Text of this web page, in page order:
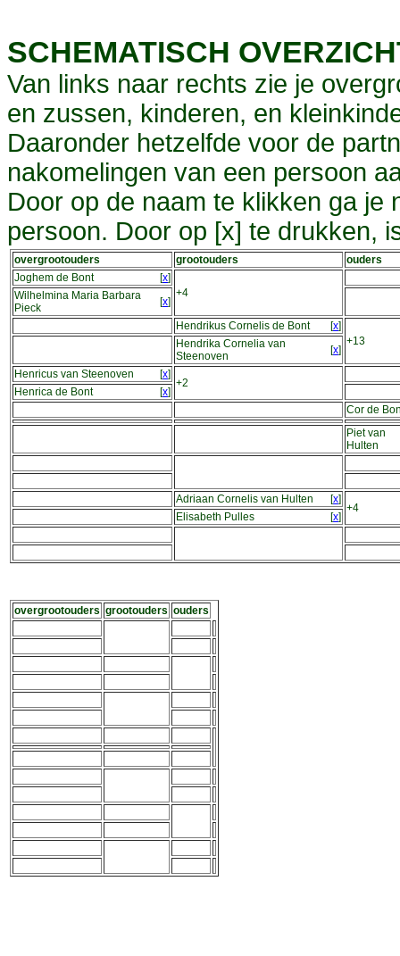
SCHEMATISCH
Van links naar rechts zie je
en zussen, kinderen, en
Daaronder hetzelfde voor de
nakomelingen van een persoon
Door op de naam te klikken ga je
persoon. Door op [x] te drukken,
overgrootouders grootouders
ouders
Joghem de Bont
[x]
+4
Wilhelmina Maria Barbara
Pieck
[x]
Hendrikus Cornelis de Bont
[x]
+13
Hendrika Cornelia van
Steenoven
[x]
Henricus van Steenoven
[x]
+2
Henrica de Bont [x]
Cor de
Piet van
Hulten
Adriaan Cornelis van Hulten [x]
+4
Elisabeth Pulles [x]
overgrootouders grootouders ouders